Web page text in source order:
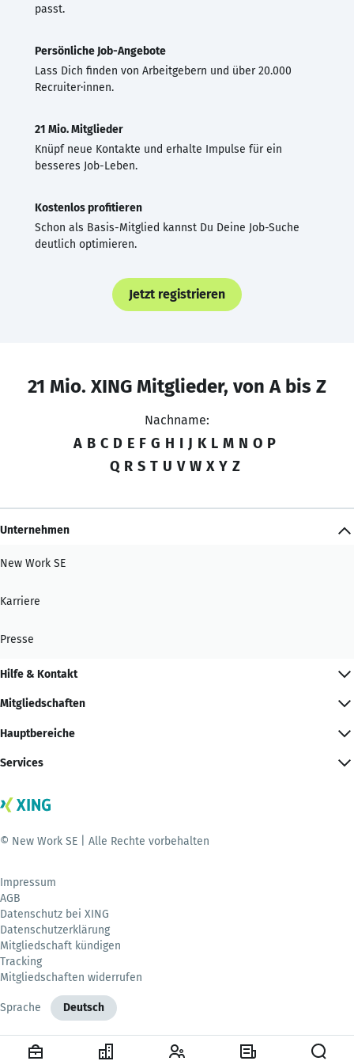
passt.
Persönliche Job-Angebote
Lass Dich finden von Arbeitgebern und über 20.000
Recruiter·innen.
21 Mio. Mitglieder
Knüpf neue Kontakte und erhalte Impulse für ein
besseres Job-Leben.
Kostenlos profitieren
Schon als Basis-Mitglied kannst Du Deine Job-Suche
deutlich optimieren.
Jetzt registrieren
21 Mio. XING Mitglieder, von A bis Z
Nachname:
A B C D E F G H I J K L M N O P
Q R S T U V W X Y Z
Unternehmen
New Work SE
Karriere
Presse
Hilfe & Kontakt
Mitgliedschaften
Hauptbereiche
Services
© New Work SE | Alle Rechte vorbehalten
Impressum
AGB
Datenschutz bei XING
Datenschutzerklärung
Mitgliedschaft kündigen
Tracking
Mitgliedschaften widerrufen
Sprache Deutsch